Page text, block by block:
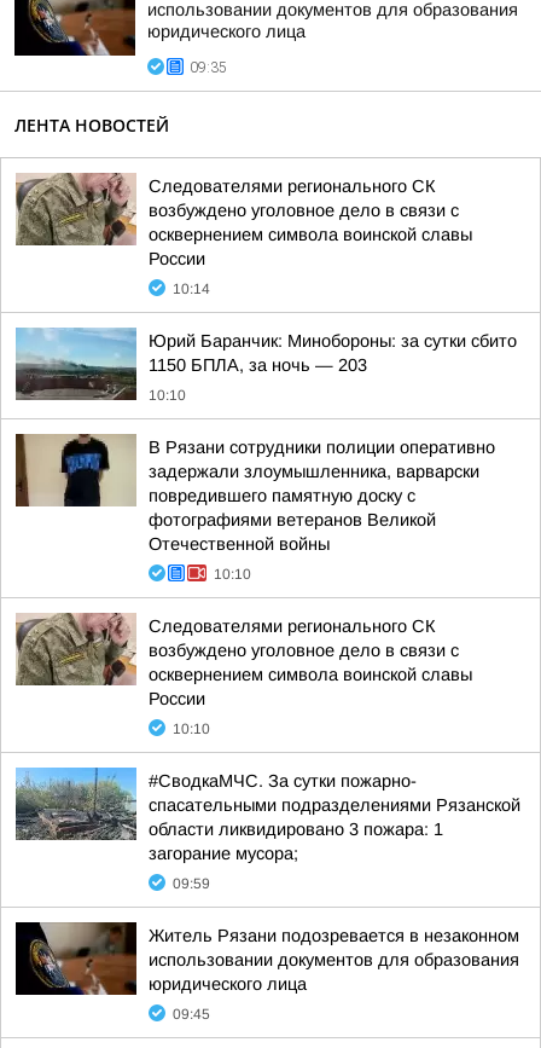
использовании документов для образования
юридического лица
09:35
ЛЕНТА НОВОСТЕЙ
Следователями регионального СК
возбуждено уголовное дело в связи с
осквернением символа воинской славы
России
10:14
Юрий Баранчик: Минобороны: за сутки сбито
1150 БПЛА, за ночь — 203
10:10
В Рязани сотрудники полиции оперативно
задержали злоумышленника, варварски
повредившего памятную доску с
фотографиями ветеранов Великой
Отечественной войны
10:10
Следователями регионального СК
возбуждено уголовное дело в связи с
осквернением символа воинской славы
России
10:10
#СводкаМЧС. За сутки пожарно-
спасательными подразделениями Рязанской
области ликвидировано 3 пожара: 1
загорание мусора;
09:59
Житель Рязани подозревается в незаконном
использовании документов для образования
юридического лица
09:45